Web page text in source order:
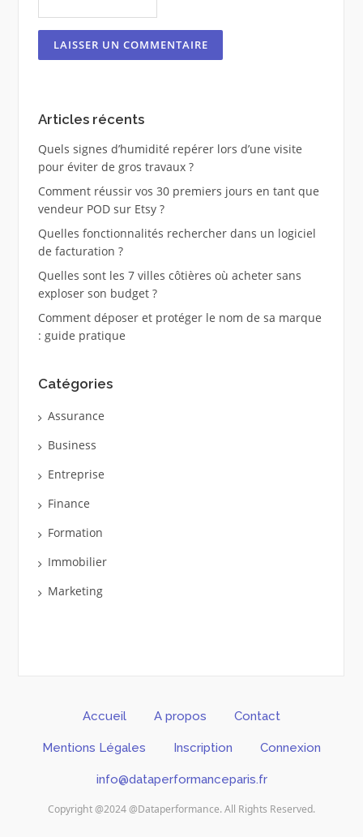
Articles récents
Quels signes d’humidité repérer lors d’une visite
pour éviter de gros travaux ?
Comment réussir vos 30 premiers jours en tant que
vendeur POD sur Etsy ?
Quelles fonctionnalités rechercher dans un logiciel
de facturation ?
Quelles sont les 7 villes côtières où acheter sans
exploser son budget ?
Comment déposer et protéger le nom de sa marque
: guide pratique
Catégories
Assurance
Business
Entreprise
Finance
Formation
Immobilier
Marketing
Accueil A propos Contact
Mentions Légales Inscription Connexion
info@dataperformanceparis.fr
Copyright @2024 @Dataperformance. All Rights Reserved.